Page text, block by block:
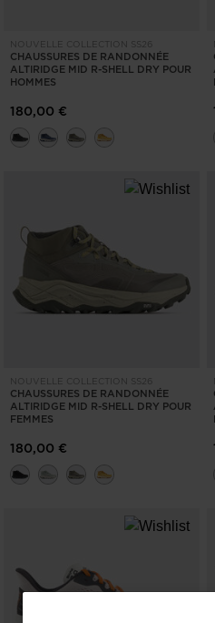
NOUVELLE COLLECTION SS26
CHAUSSURES DE RANDONNÉE
ALTIRIDGE MID R-SHELL DRY POUR
HOMMES
180,00 €
NOUVELLE COLLECTION SS26
CHAUSSURES DE RANDONNÉE
ALTIRIDGE MID R-SHELL DRY POUR
FEMMES
180,00 €